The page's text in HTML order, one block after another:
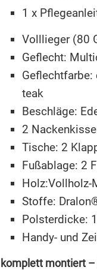
1 x
Volllieger (80
Geflecht:
teak
Beschläge:
2
Tische: 2
Fußablage: 2
Holz:Vollholz-
Stoffe:
Polsterdicke:
Handy- und
komplett montiert